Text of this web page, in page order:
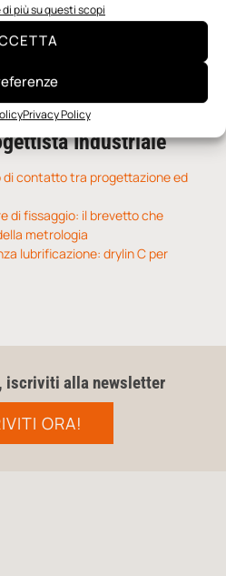
di più su questi scopi
Privacy Policy
computazionale (CFD)
Industriale
di contatto tra progettazione ed
di fissaggio: il brevetto che
metrologia
lubrificazione: drylin C per
iscriviti alla newsletter
ORA!